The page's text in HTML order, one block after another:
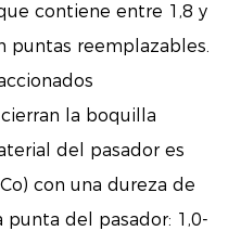
contiene entre 1,8 y
puntas reemplazables.
la boquilla
del pasador es
con una dureza de
punta del pasador: 1,0-